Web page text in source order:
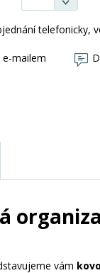
telefonicky,
e-mailem
vám